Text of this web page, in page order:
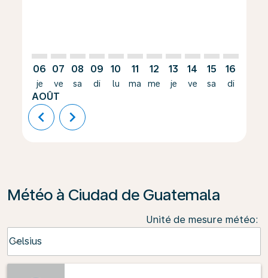
06
je
AOÛT
07
ve
08
sa
09
di
10
lu
11
ma
12
me
13
je
14
ve
15
sa
16
di
chevron_left chevron_right
Météo à Ciudad de Guatemala
Unité de mesure météo:
Celsius
keyboard_arrow_down